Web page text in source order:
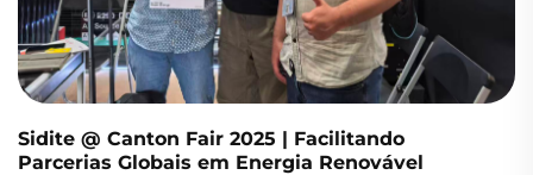
Sidite @ Canton Fair 2025 | Facilitando
Parcerias Globais em Energia Renovável